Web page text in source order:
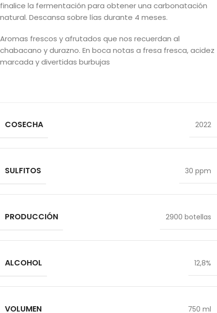
finalice la fermentación para obtener una carbonatación
natural. Descansa sobre lías durante 4 meses.
Aromas frescos y afrutados que nos recuerdan al
chabacano y durazno. En boca notas a fresa fresca, acidez
marcada y divertidas burbujas
COSECHA 2022
SULFITOS 30 ppm
PRODUCCIÓN 2900 botellas
ALCOHOL 12,8%
VOLUMEN 750 ml